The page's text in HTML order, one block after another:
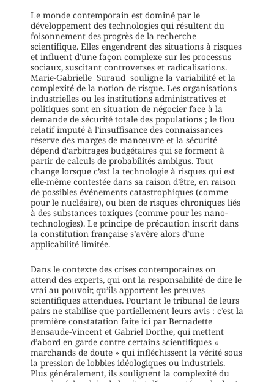
Le monde contemporain est dominé par le
développement des technologies qui résultent du
foisonnement des progrès de la recherche
scientifique. Elles engendrent des situations à risques
et influent d’une façon complexe sur les processus
sociaux, suscitant controverses et radicalisations.
Marie-Gabrielle Suraud souligne la variabilité et la
complexité de la notion de risque. Les organisations
industrielles ou les institutions administratives et
politiques sont en situation de négocier face à la
demande de sécurité totale des populations ; le flou
relatif imputé à l’insuffisance des connaissances
réserve des marges de manœuvre et la sécurité
dépend d’arbitrages budgétaires qui se forment à
partir de calculs de probabilités ambigus. Tout
change lorsque c’est la technologie à risques qui est
elle-même contestée dans sa raison d’être, en raison
de possibles événements catastrophiques (comme
pour le nucléaire), ou bien de risques chroniques liés
à des substances toxiques (comme pour les nano-
technologies). Le principe de précaution inscrit dans
la constitution française s’avère alors d’une
applicabilité limitée.
Dans le contexte des crises contemporaines on
attend des experts, qui ont la responsabilité de dire le
vrai au pouvoir, qu’ils apportent les preuves
scientifiques attendues. Pourtant le tribunal de leurs
pairs ne stabilise que partiellement leurs avis : c’est la
première constatation faite ici par Bernadette
Bensaude-Vincent et Gabriel Dorthe, qui mettent
d’abord en garde contre certains scientifiques «
marchands de doute » qui infléchissent la vérité sous
la pression de lobbies idéologiques ou industriels.
Plus généralement, ils soulignent la complexité du